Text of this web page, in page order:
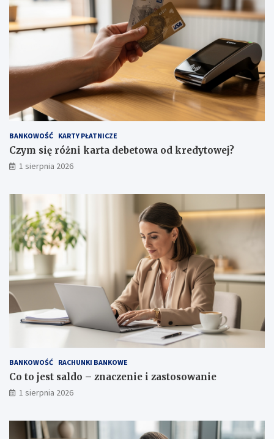
BANKOWOŚĆ KARTY PŁATNICZE
Czym się różni karta debetowa od kredytowej?
1 sierpnia 2026
BANKOWOŚĆ RACHUNKI BANKOWE
Co to jest saldo – znaczenie i zastosowanie
1 sierpnia 2026